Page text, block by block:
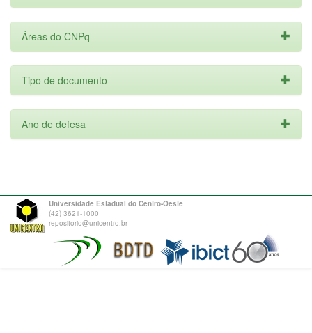
Áreas do CNPq
Tipo de documento
Ano de defesa
Universidade Estadual do Centro-Oeste
(42) 3621-1000
repositorio@unicentro.br